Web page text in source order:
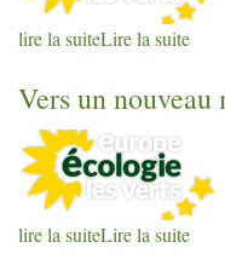
lire la suiteLire la suite
Vers un nouveau
lire la suiteLire la suite